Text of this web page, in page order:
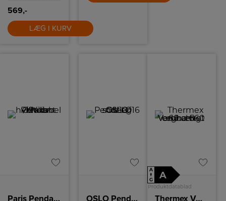
569,-
LÆG I KURV
A
↑
G
A
Produktdatablad